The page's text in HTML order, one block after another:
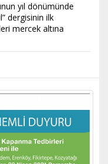
yıl dönümünde
dergisinin ilk
mercek altına